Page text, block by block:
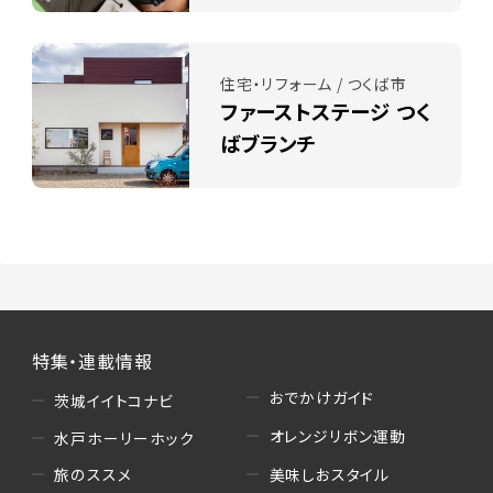
住宅・リフォーム / つくば市
ファーストステージ つく
ばブランチ
特集・連載情報
茨城イイトコナビ
水戸ホーリーホック
旅のススメ
おでかけガイド
オレンジリボン運動
美味しおスタイル